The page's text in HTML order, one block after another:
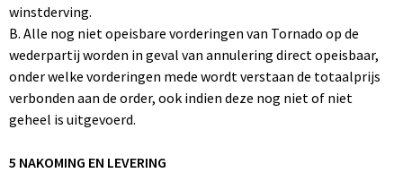
winstderving.
B. Alle nog niet opeisbare vorderingen van Tornado op de
wederpartij worden in geval van annulering direct opeisbaar,
onder welke vorderingen mede wordt verstaan de totaalprijs
verbonden aan de order, ook indien deze nog niet of niet
geheel is uitgevoerd.
5 NAKOMING EN LEVERING